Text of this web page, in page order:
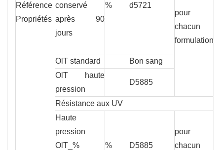
Référence
Propriétés
conservé
après 90
jours
%
d5721
pour
chacun
formulation
OlT standard Bon sang
OlT haute
pression
D5885
Résistance aux UV
Haute
pression
OlT_%
% D5885
pour
chacun